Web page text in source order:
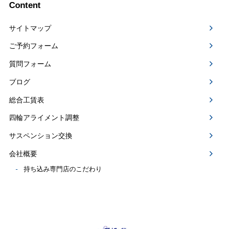
Content
サイトマップ
ご予約フォーム
質問フォーム
ブログ
総合工賃表
四輪アライメント調整
サスペンション交換
会社概要
持ち込み専門店のこだわり